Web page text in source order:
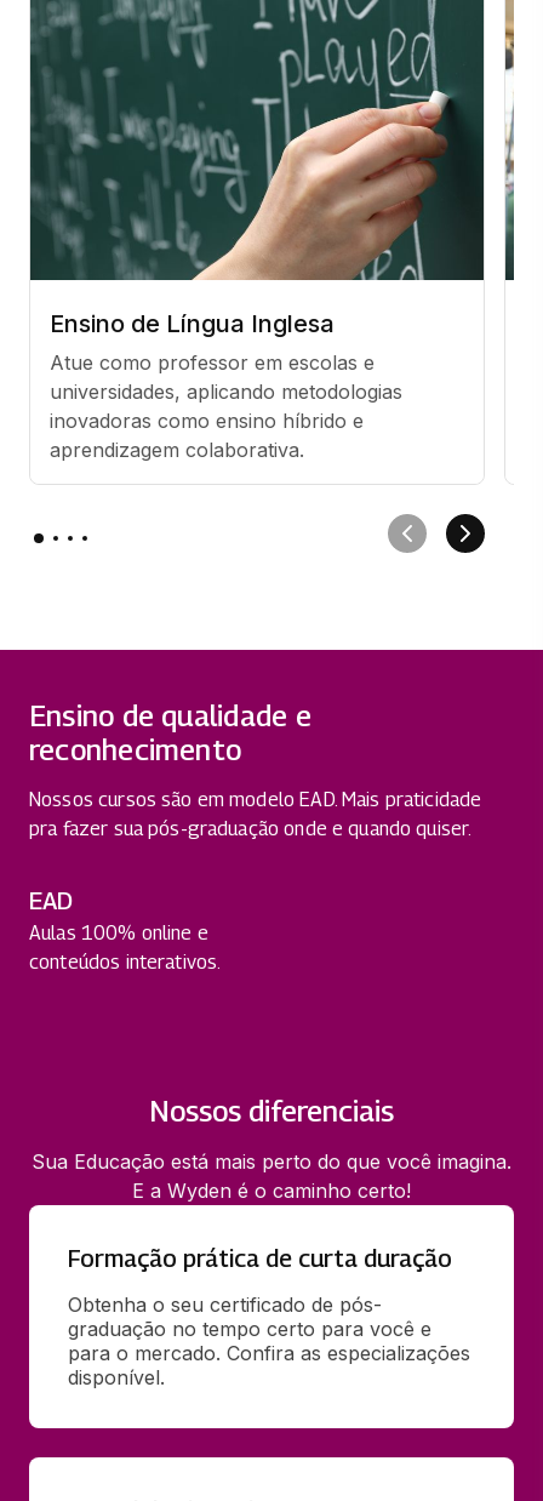
Ensino de Língua Inglesa
Atue como professor em escolas e
universidades, aplicando metodologias
inovadoras como ensino híbrido e
aprendizagem colaborativa.
Ensino de qualidade e
reconhecimento
Nossos cursos são em modelo EAD. Mais praticidade
pra fazer sua pós-graduação onde e quando quiser.
EAD
Aulas 100% online e
conteúdos interativos.
Nossos diferenciais
Sua Educação está mais perto do que você imagina.
E a Wyden é o caminho certo!
Formação prática de curta duração
Obtenha o seu certificado de pós-
graduação no tempo certo para você e
para o mercado. Confira as especializações
disponível.